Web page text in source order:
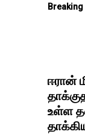
Breaking
ஈரான்
உள்ள